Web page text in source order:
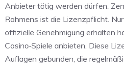
Anbieter tätig werden dürfen.
Rahmens ist die Lizenzpflicht.
offizielle Genehmigung erhalten
Casino‑Spiele anbieten. Diese
Auflagen gebunden, die